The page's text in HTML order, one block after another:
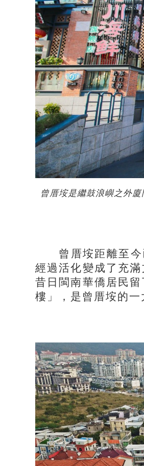
曾厝垵是繼鼓浪嶼之外
曾厝垵距離至今
經過活化變成了充
昔日閩南華僑居民
樓」，是曾厝垵的一